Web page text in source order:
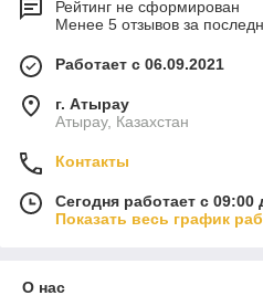
Рейтинг не сформирован
Менее 5 отзывов за
Работает с 06.09.2021
г. Атырау
Атырау, Казахстан
Контакты
Сегодня работает с 09:00
Показать весь график
О нас